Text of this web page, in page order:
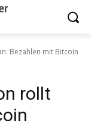
Bezahlen mit Bitcoin
rollt